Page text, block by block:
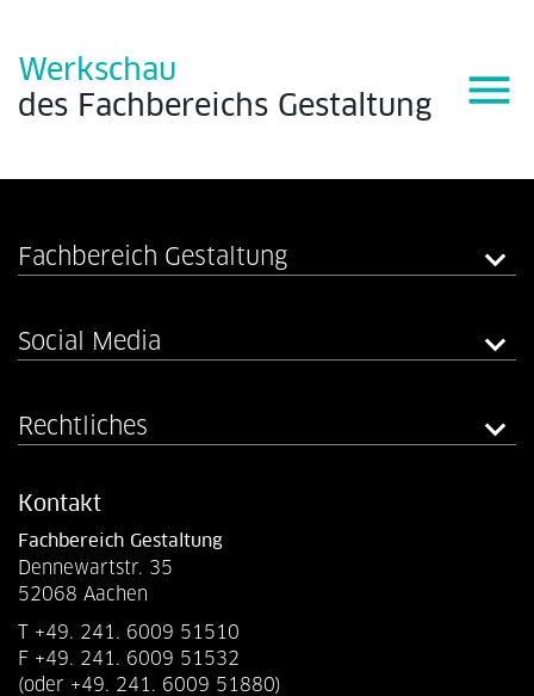
Werkschau
des Fachbereichs Gestaltung menu
Fachbereich Gestaltung
Social Media
Rechtliches
Kontakt
Fachbereich Gestaltung
Dennewartstr. 35
52068 Aachen
T +49. 241. 6009 51510
F +49. 241. 6009 51532
(oder +49. 241. 6009 51880)